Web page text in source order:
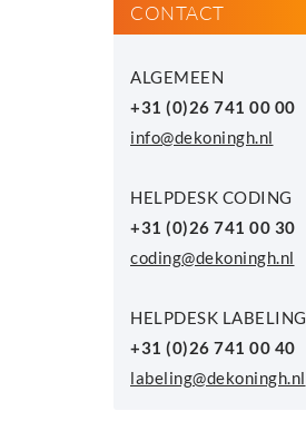
CONTACT
ALGEMEEN
+31 (0)26 741 00 00
info@dekoningh.nl
HELPDESK CODING
+31 (0)26 741 00 30
coding@dekoningh.nl
HELPDESK LABELING
+31 (0)26 741 00 40
labeling@dekoningh.nl